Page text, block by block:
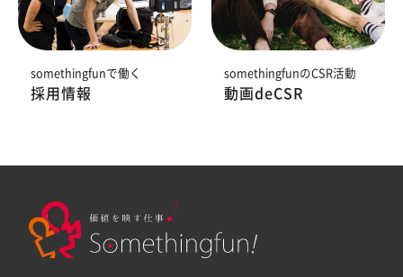
somethingfunで働く
採用情報
somethingfunのCSR活動
動画deCSR